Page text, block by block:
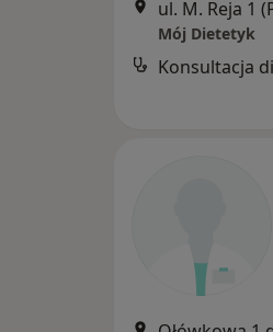
Mój Dietetyk
Konsultacja